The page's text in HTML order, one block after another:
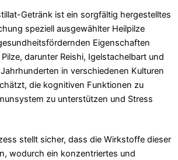
Getränk ist ein sorgfältig hergestelltes
speziell ausgewählter Heilpilze
Eigenschaften
darunter Reishi, Igelstachelbart und
in verschiedenen Kulturen
die kognitiven Funktionen zu
zu unterstützen und Stress
stellt sicher, dass die Wirkstoffe dieser
wodurch ein konzentriertes und